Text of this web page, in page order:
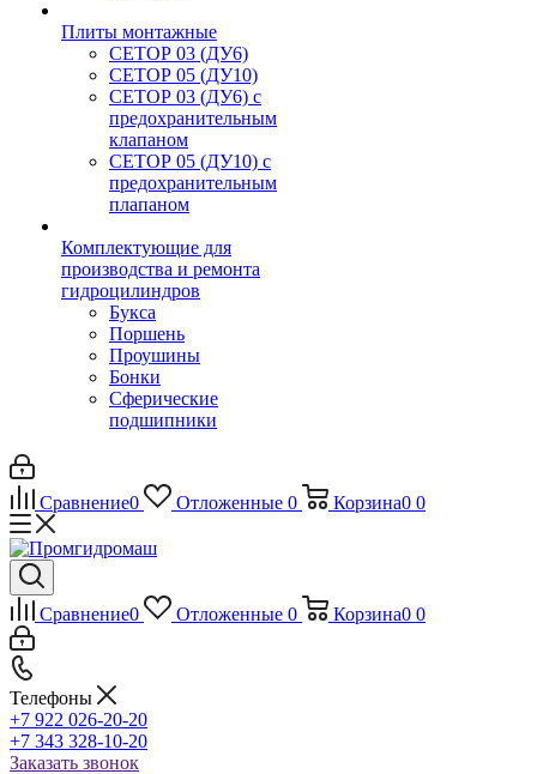
Плиты монтажные
CЕТОР 03 (ДУ6)
CЕТОР 05 (ДУ10)
CЕТОР 03 (ДУ6) с
предохранительным
клапаном
CЕТОР 05 (ДУ10) с
предохранительным
плапаном
Комплектующие для
производства и ремонта
гидроцилиндров
Букса
Поршень
Проушины
Бонки
Сферические
подшипники
Сравнение0 Отложенные 0 Корзина0 0
Сравнение0 Отложенные 0 Корзина0 0
Телефоны
+7 922 026-20-20
+7 343 328-10-20
Заказать звонок